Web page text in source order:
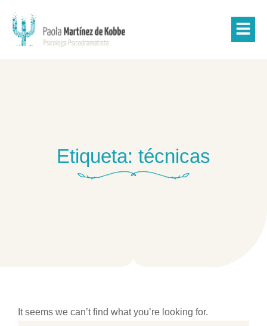
Etiqueta: técnicas
It seems we can’t find what you’re looking for.